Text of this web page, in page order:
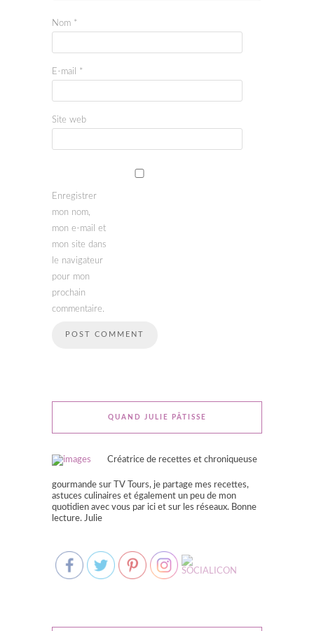
Nom *
E-mail *
Site web
Enregistrer
mon nom,
mon e-mail et
mon site dans
le navigateur
pour mon
prochain
commentaire.
QUAND JULIE PÂTISSE
Créatrice de recettes et chroniqueuse
gourmande sur TV Tours, je partage mes recettes,
astuces culinaires et également un peu de mon
quotidien avec vous par ici et sur les réseaux. Bonne
lecture. Julie